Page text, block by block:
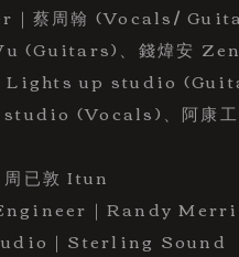
蔡周翰 (Vocals/
(Guitars)、錢煒安
up studio
(Vocals)、阿康
已敦 Itun
｜Randy
｜Sterling Sound